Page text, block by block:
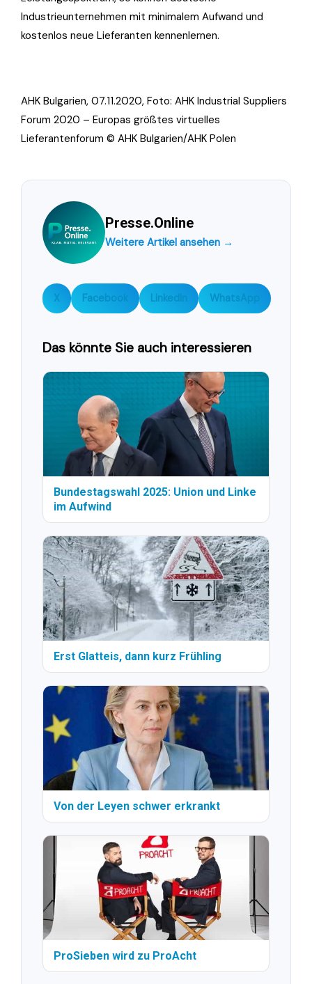
Industrieunternehmen mit minimalem Aufwand und
kostenlos neue Lieferanten kennenlernen.
AHK Bulgarien, 07.11.2020, Foto: AHK Industrial Suppliers
Forum 2020 – Europas größtes virtuelles
Lieferantenforum © AHK Bulgarien/AHK Polen
Presse.Online
Weitere Artikel ansehen →
X Facebook LinkedIn WhatsApp
Das könnte Sie auch interessieren
Bundestagswahl 2025: Union und Linke
im Aufwind
Erst Glatteis, dann kurz Frühling
Von der Leyen schwer erkrankt
ProSieben wird zu ProAcht